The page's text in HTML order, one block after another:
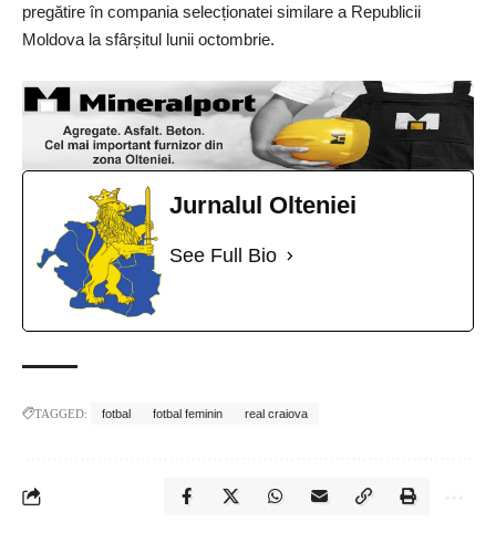
pregătire în compania selecționatei similare a Republicii
Moldova la sfârșitul lunii octombrie.
Jurnalul Olteniei
See Full Bio
TAGGED: fotbal fotbal feminin real craiova